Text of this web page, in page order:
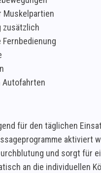
Muskelpartien
zusätzlich
Autofahrten
für den täglichen
aktiviert
und sorgt für
an die individuellen